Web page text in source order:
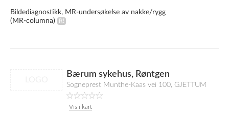
Bildediagnostikk, MR-undersøkelse av nakke/rygg
(MR-columna)
Bærum sykehus, Røntgen
Sogneprest Munthe-Kaas vei 100, GJETTUM
Vis i kart